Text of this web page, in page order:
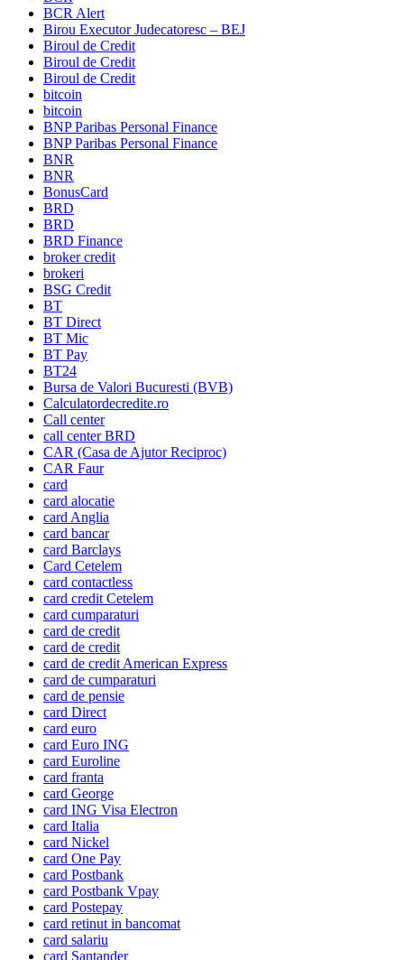
BCR Alert
Birou Executor Judecatoresc – BEJ
Biroul de Credit
Biroul de Credit
Biroul de Credit
bitcoin
bitcoin
BNP Paribas Personal Finance
BNP Paribas Personal Finance
BNR
BNR
BonusCard
BRD
BRD
BRD Finance
broker credit
brokeri
BSG Credit
BT
BT Direct
BT Mic
BT Pay
BT24
Bursa de Valori Bucuresti (BVB)
Calculatordecredite.ro
Call center
call center BRD
CAR (Casa de Ajutor Reciproc)
CAR Faur
card
card alocatie
card Anglia
card bancar
card Barclays
Card Cetelem
card contactless
card credit Cetelem
card cumparaturi
card de credit
card de credit
card de credit American Express
card de cumparaturi
card de pensie
card Direct
card euro
card Euro ING
card Euroline
card franta
card George
card ING Visa Electron
card Italia
card Nickel
card One Pay
card Postbank
card Postbank Vpay
card Postepay
card retinut in bancomat
card salariu
card Santander